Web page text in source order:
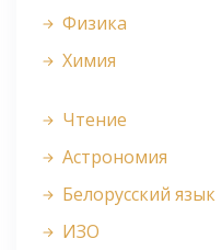
Физика
Химия
Чтение
Астрономия
Белорусский язык
ИЗО